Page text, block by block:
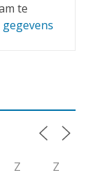
te
Z
Z